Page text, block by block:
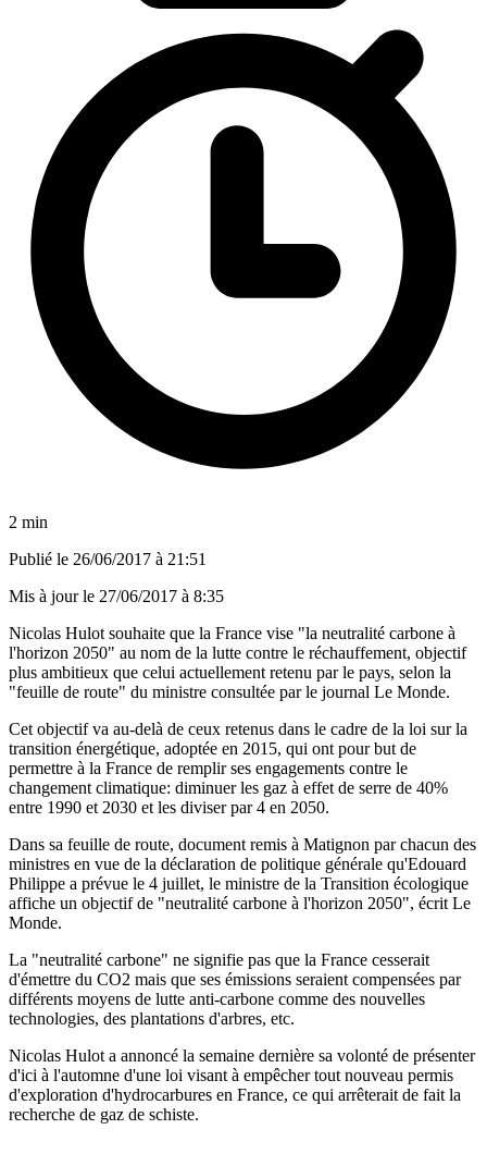
2 min
Publié le 26/06/2017 à 21:51
Mis à jour le 27/06/2017 à 8:35
Nicolas Hulot souhaite que la France vise "la neutralité carbone à
l'horizon 2050" au nom de la lutte contre le réchauffement, objectif
plus ambitieux que celui actuellement retenu par le pays, selon la
"feuille de route" du ministre consultée par le journal Le Monde.
Cet objectif va au-delà de ceux retenus dans le cadre de la loi sur la
transition énergétique, adoptée en 2015, qui ont pour but de
permettre à la France de remplir ses engagements contre le
changement climatique: diminuer les gaz à effet de serre de 40%
entre 1990 et 2030 et les diviser par 4 en 2050.
Dans sa feuille de route, document remis à Matignon par chacun des
ministres en vue de la déclaration de politique générale qu'Edouard
Philippe a prévue le 4 juillet, le ministre de la Transition écologique
affiche un objectif de "neutralité carbone à l'horizon 2050", écrit Le
Monde.
La "neutralité carbone" ne signifie pas que la France cesserait
d'émettre du CO2 mais que ses émissions seraient compensées par
différents moyens de lutte anti-carbone comme des nouvelles
technologies, des plantations d'arbres, etc.
Nicolas Hulot a annoncé la semaine dernière sa volonté de présenter
d'ici à l'automne d'une loi visant à empêcher tout nouveau permis
d'exploration d'hydrocarbures en France, ce qui arrêterait de fait la
recherche de gaz de schiste.